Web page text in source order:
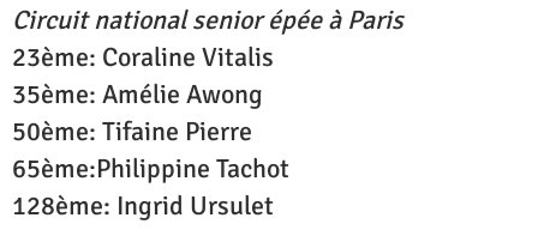
Circuit national senior épée à Paris
23ème: Coraline Vitalis
35ème: Amélie Awong
50ème: Tifaine Pierre
65ème:Philippine Tachot
128ème: Ingrid Ursulet